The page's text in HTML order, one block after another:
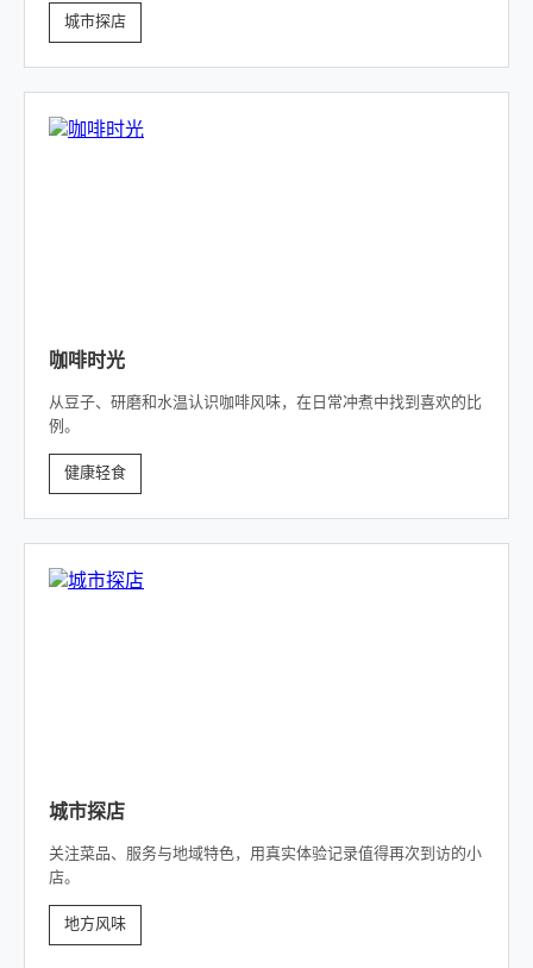
城市探店
咖啡时光
从豆子、研磨和水温认识咖啡风味，在日常冲煮中找到喜欢的比
例。
健康轻食
城市探店
关注菜品、服务与地域特色，用真实体验记录值得再次到访的小
店。
地方风味